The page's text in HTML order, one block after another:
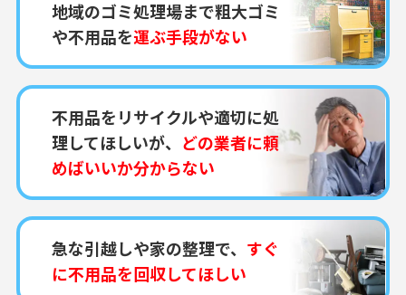
地域のゴミ処理場まで粗大ゴミ
や不用品を運ぶ手段がない
不用品をリサイクルや適切に処
理してほしいが、 どの業者に頼
めばいいか分からない
急な引越しや家の整理で、 すぐ
に不用品を回収してほしい